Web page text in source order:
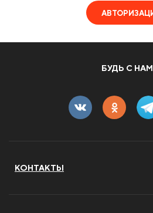
БУДЬ С
КОНТАКТЫ